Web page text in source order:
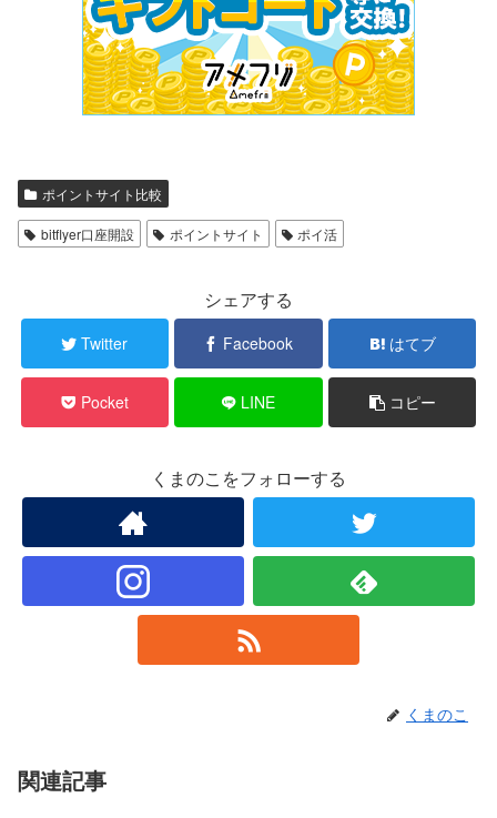
ポイントサイト比較
bitflyer口座開設 ポイントサイト ポイ活
シェアする
Twitter Facebook はてブ
Pocket LINE コピー
くまのこをフォローする
くまのこ
関連記事